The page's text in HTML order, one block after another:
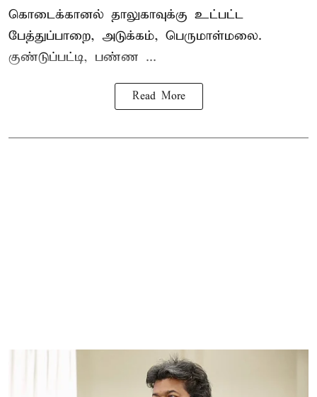
கொடைக்கானல் தாலுகாவுக்கு உட்பட்ட
பேத்துப்பாறை, அடுக்கம், பெருமாள்மலை.
குண்டுப்பட்டி, பண்ண ...
Read More